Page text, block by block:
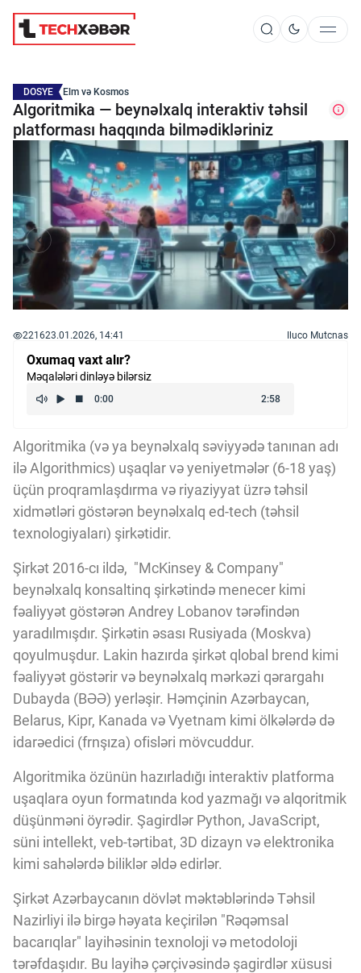
Süni İntellekt
Elm və Kosmos
Texnoloji İnkişaf
İnnovasiya və Startaplar
Kriptovalyuta
ÇƏRƏZLƏR SİYASƏTİ
İSTIFADƏ ŞƏRTLƏRİ
Haqqımızda
Vizyoner Baxışı
Innovasiya Bələdçisi
Gələcəyin Təhlili
Podkastlar
DOSYE Elm və Kosmos
Algoritmika — beynəlxalq interaktiv təhsil
platforması haqqında bilmədikləriniz
221623.01.2026, 14:41 Iluco Mutcnas
Oxumaq vaxt alır?
Məqalələri dinləyə bilərsiz
Algoritmika (və ya beynəlxalq səviyyədə tanınan adı
ilə Algorithmics) uşaqlar və yeniyetmələr (6-18 yaş)
üçün proqramlaşdırma və riyaziyyat üzrə təhsil
xidmətləri göstərən beynəlxalq ed-tech (təhsil
texnologiyaları) şirkətidir.
Şirkət 2016-cı ildə, "McKinsey & Company"
beynəlxalq konsaltinq şirkətində menecer kimi
fəaliyyət göstərən Andrey Lobanov tərəfindən
yaradılmışdır. Şirkətin əsası Rusiyada (Moskva)
qoyulmuşdur. Lakin hazırda şirkət qlobal brend kimi
fəaliyyət göstərir və beynəlxalq mərkəzi qərargahı
Dubayda (BƏƏ) yerləşir. Həmçinin Azərbaycan,
Belarus, Kipr, Kanada və Vyetnam kimi ölkələrdə də
idarəedici (frnşıza) ofisləri mövcuddur.
Algoritmika özünün hazırladığı interaktiv platforma
uşaqlara oyun formatında kod yazmağı və alqoritmik
düşünməni öyrədir. Şagirdlər Python, JavaScript,
süni intellekt, veb-tərtibat, 3D dizayn və elektronika
kimi sahələrdə biliklər əldə edirlər.
Şirkət Azərbaycanın dövlət məktəblərində Təhsil
Nazirliyi ilə birgə həyata keçirilən "Rəqəmsal
bacarıqlar" layihəsinin texnoloji və metodoloji
tərəfdaşıdır. Bu layihə çərçivəsində şagirdlər xüsusi